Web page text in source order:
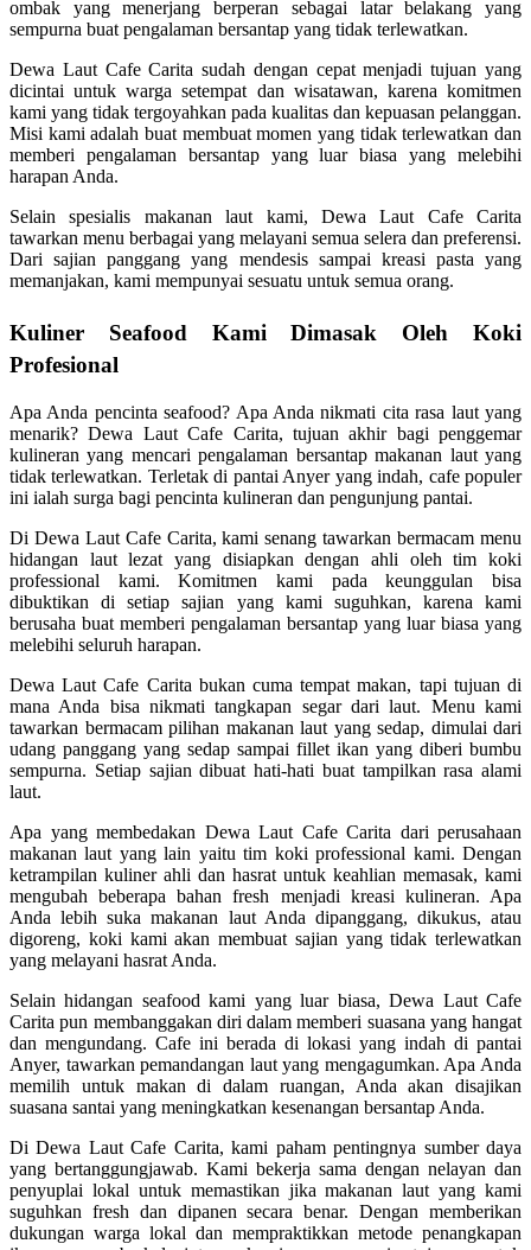
ombak yang menerjang berperan sebagai latar belakang yang
sempurna buat pengalaman bersantap yang tidak terlewatkan.
Dewa Laut Cafe Carita sudah dengan cepat menjadi tujuan yang
dicintai untuk warga setempat dan wisatawan, karena komitmen
kami yang tidak tergoyahkan pada kualitas dan kepuasan pelanggan.
Misi kami adalah buat membuat momen yang tidak terlewatkan dan
memberi pengalaman bersantap yang luar biasa yang melebihi
harapan Anda.
Selain spesialis makanan laut kami, Dewa Laut Cafe Carita
tawarkan menu berbagai yang melayani semua selera dan preferensi.
Dari sajian panggang yang mendesis sampai kreasi pasta yang
memanjakan, kami mempunyai sesuatu untuk semua orang.
Kuliner Seafood Kami Dimasak Oleh Koki
Profesional
Apa Anda pencinta seafood? Apa Anda nikmati cita rasa laut yang
menarik? Dewa Laut Cafe Carita, tujuan akhir bagi penggemar
kulineran yang mencari pengalaman bersantap makanan laut yang
tidak terlewatkan. Terletak di pantai Anyer yang indah, cafe populer
ini ialah surga bagi pencinta kulineran dan pengunjung pantai.
Di Dewa Laut Cafe Carita, kami senang tawarkan bermacam menu
hidangan laut lezat yang disiapkan dengan ahli oleh tim koki
professional kami. Komitmen kami pada keunggulan bisa
dibuktikan di setiap sajian yang kami suguhkan, karena kami
berusaha buat memberi pengalaman bersantap yang luar biasa yang
melebihi seluruh harapan.
Dewa Laut Cafe Carita bukan cuma tempat makan, tapi tujuan di
mana Anda bisa nikmati tangkapan segar dari laut. Menu kami
tawarkan bermacam pilihan makanan laut yang sedap, dimulai dari
udang panggang yang sedap sampai fillet ikan yang diberi bumbu
sempurna. Setiap sajian dibuat hati-hati buat tampilkan rasa alami
laut.
Apa yang membedakan Dewa Laut Cafe Carita dari perusahaan
makanan laut yang lain yaitu tim koki professional kami. Dengan
ketrampilan kuliner ahli dan hasrat untuk keahlian memasak, kami
mengubah beberapa bahan fresh menjadi kreasi kulineran. Apa
Anda lebih suka makanan laut Anda dipanggang, dikukus, atau
digoreng, koki kami akan membuat sajian yang tidak terlewatkan
yang melayani hasrat Anda.
Selain hidangan seafood kami yang luar biasa, Dewa Laut Cafe
Carita pun membanggakan diri dalam memberi suasana yang hangat
dan mengundang. Cafe ini berada di lokasi yang indah di pantai
Anyer, tawarkan pemandangan laut yang mengagumkan. Apa Anda
memilih untuk makan di dalam ruangan, Anda akan disajikan
suasana santai yang meningkatkan kesenangan bersantap Anda.
Di Dewa Laut Cafe Carita, kami paham pentingnya sumber daya
yang bertanggungjawab. Kami bekerja sama dengan nelayan dan
penyuplai lokal untuk memastikan jika makanan laut yang kami
suguhkan fresh dan dipanen secara benar. Dengan memberikan
dukungan warga lokal dan mempraktikkan metode penangkapan